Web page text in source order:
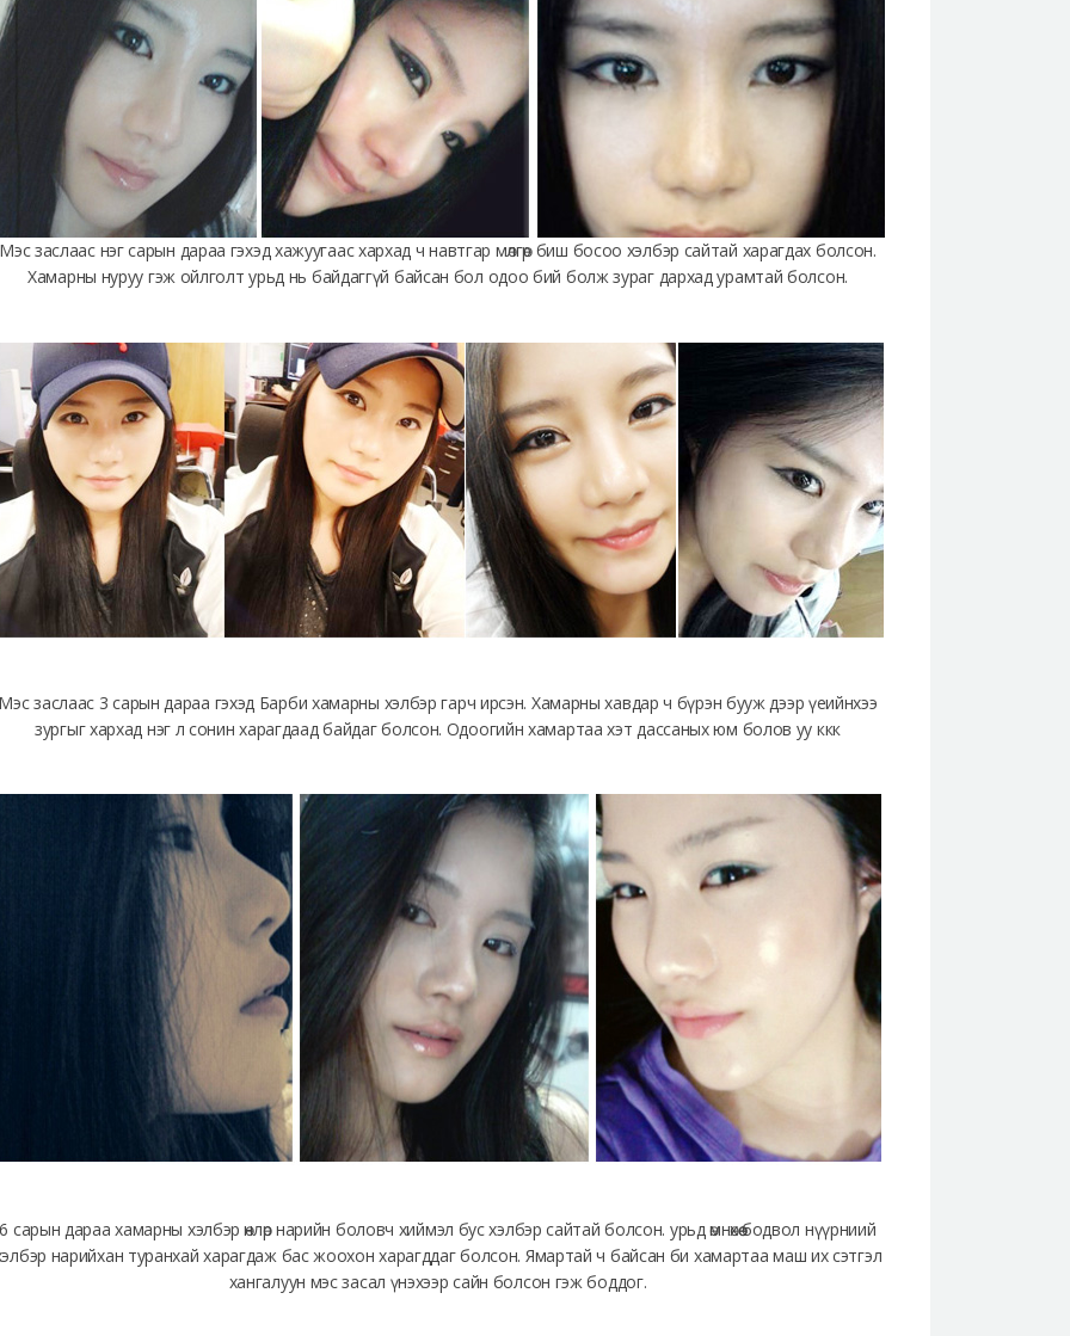
Мэс заслаас нэг сарын дараа гэхэд хажуугаас хархад ч навтгар мөлгөр биш босоо хэлбэр сайтай харагдах болсон.
Хамарны нуруу гэж ойлголт урьд нь байдаггүй байсан бол одоо бий болж зураг дархад урамтай болсон.
заслаас 3 сарын дараа гэхэд Барби хамарны хэлбэр гарч ирсэн. Хамарны хавдар ч бүрэн бууж дээр үеийнхээ
зургыг хархад нэг л сонин харагдаад байдаг болсон. Одоогийн хамартаа хэт дассаных юм болов уу ккк
6 сарын дараа хамарны хэлбэр өнлөр нарийн боловч хиймэл бус хэлбэр сайтай болсон. урьд өмнөхөө бодвол нүүрниий
нарийхан туранхай харагдаж бас жоохон харагддаг болсон. Ямартай ч байсан би хамартаа маш их сэтгэл
хангалуун мэс засал үнэхээр сайн болсон гэж боддог.